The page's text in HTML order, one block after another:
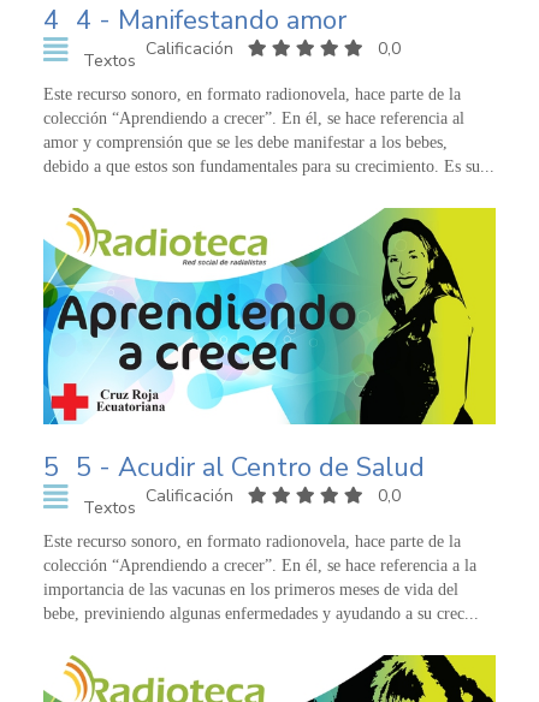
4 4 - Manifestando amor
Textos
Calificación 0,0
Este recurso sonoro, en formato radionovela, hace parte de la
colección “Aprendiendo a crecer”. En él, se hace referencia al
amor y comprensión que se les debe manifestar a los bebes,
debido a que estos son fundamentales para su crecimiento. Es su...
5 5 - Acudir al Centro de Salud
Textos
Calificación 0,0
Este recurso sonoro, en formato radionovela, hace parte de la
colección “Aprendiendo a crecer”. En él, se hace referencia a la
importancia de las vacunas en los primeros meses de vida del
bebe, previniendo algunas enfermedades y ayudando a su crec...